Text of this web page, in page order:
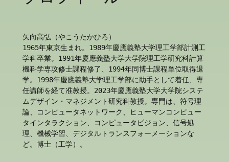
矢向高弘（やこうたかひろ）
1965年東京生まれ。1989年慶應義塾大学理工学部計測工
学科卒業。1991年慶應義塾大学大学院理工学研究科計算
機科学専攻修士課程修了、1994年同博士課程単位取得退
学。1998年慶應義塾大学理工学部に助手として着任、専
任講師を経て准教授。2023年慶應義塾大学大学院システ
ムデザイン・マネジメント研究科教授。専門は、符号理
論、コンピュータネットワーク、ヒューマンコンピュー
タインタラクション、コンピュータビジョン、信号処
理、機械学習、デジタルトランスフォーメーションな
ど。博士（工学）。